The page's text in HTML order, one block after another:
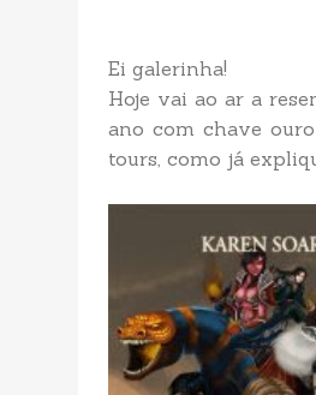
Ei galerinha!
Hoje vai ao ar a
ano com chave
tours, como já